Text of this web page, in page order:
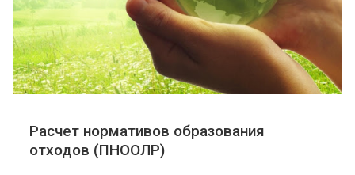
Расчет нормативов образования
отходов (ПНООЛР)